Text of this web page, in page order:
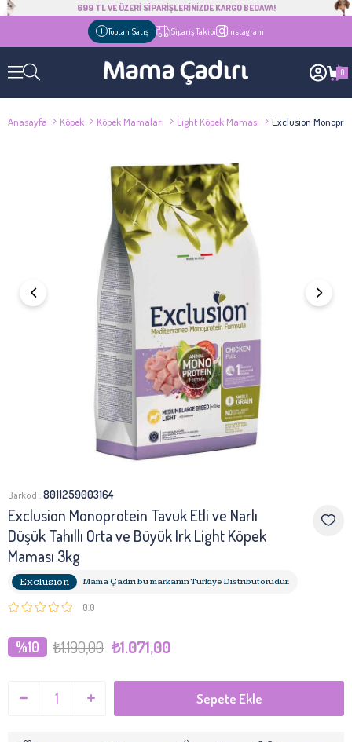
699 TL VE ÜZERİ SİPARİŞLERİNİZDE KARGO BEDAVA!
Toptan Satış Sipariş Takibi Instagram
0
Anasayfa Köpek Köpek Mamaları Light Köpek Maması
Barkod : 8011259003164
Exclusion Monoprotein Tavuk Etli ve Narlı
Düşük Tahıllı Orta ve Büyük Irk Light Köpek
Maması 3kg
Exclusion Mama Çadırı bu markanın Türkiye Distribütörüdür.
0.0
10 ₺1.190,00 ₺1.071,00